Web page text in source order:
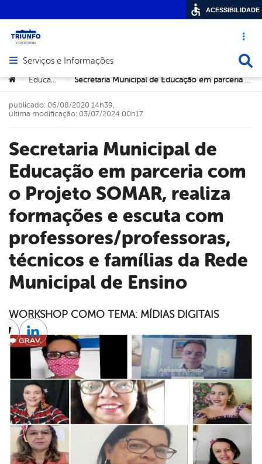
Acesso
Abrir menu principal de navegação
Serviços e Informações
Você está aqui:
> Educação > Secretaria Municipal de Educação em parceria com o Projeto SOMAR, realiza formações e escuta com professores/professoras, técnicos e famílias da Rede Municipal de Ensino
Secretaria Municipal de
Educação em parceria com
o Projeto SOMAR, realiza
formações e escuta com
professores/professoras,
técnicos e famílias da Rede
Municipal de Ensino
publicado: 06/08/2020 14h39,
última modificação: 03/07/2024 00h17
WORKSHOP COMO TEMA: MÍDIAS DIGITAIS
Twitter
Linkedin
ACESSIBILIDADE